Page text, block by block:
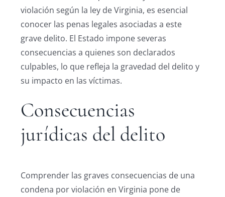
violación según la ley de Virginia, es esencial
conocer las penas legales asociadas a este
grave delito. El Estado impone severas
consecuencias a quienes son declarados
culpables, lo que refleja la gravedad del delito y
su impacto en las víctimas.
Consecuencias
jurídicas del delito
Comprender las graves consecuencias de una
condena por violación en Virginia pone de